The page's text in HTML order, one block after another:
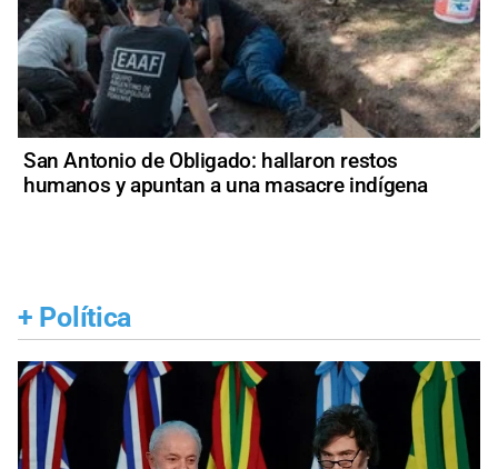
San Antonio de Obligado: hallaron restos
humanos y apuntan a una masacre indígena
+ Política